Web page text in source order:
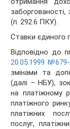
(п. 292.6 ПКУ).
Ставки єдиного
Відповідно до
20.05.1999
змінами та
(далі – НБУ),
на платіжному
платіжного
платіжних
послуг,